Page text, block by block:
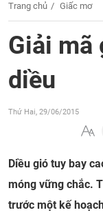
Trang chủ Giấc mơ
Giải mã
diều
Thứ Hai, 29/06/2015
Diều gió tuy bay
móng vững chắc.
trước một kế